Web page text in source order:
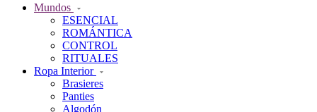
Mundos
ESENCIAL
ROMÁNTICA
CONTROL
RITUALES
Ropa Interior
Brasieres
Panties
Algodón